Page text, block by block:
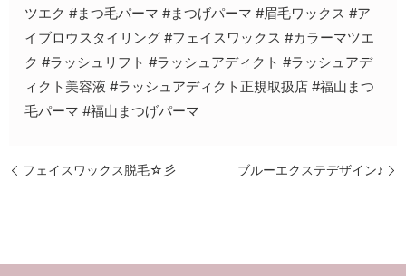
ツエク #まつ毛パーマ #まつげパーマ #眉毛ワックス #ア
イブロウスタイリング #フェイスワックス #カラーマツエ
ク #ラッシュリフト #ラッシュアディクト #ラッシュアデ
ィクト美容液 #ラッシュアディクト正規取扱店 #福山まつ
毛パーマ #福山まつげパーマ
フェイスワックス脱毛☆彡 ブルーエクステデザイン♪